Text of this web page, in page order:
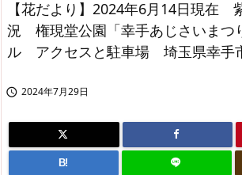
【花だより】2024年6月14日現在
況 権現堂公園「幸手あじさいまつ
ル アクセスと駐車場 埼玉県幸手
 2024年7月29日
B!